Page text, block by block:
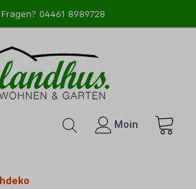
04461 8989728
Moin